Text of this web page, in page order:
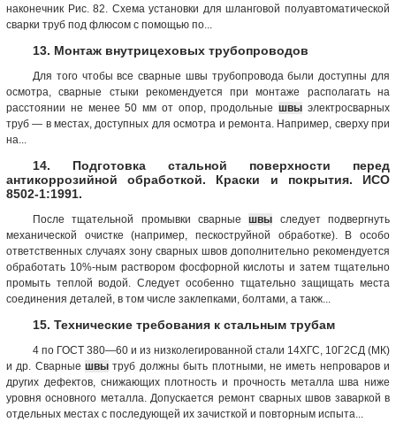
наконечник Рис. 82. Схема установки для шланговой полуавтоматической
сварки труб под флюсом с помощью по...
13. Монтаж внутрицеховых трубопроводов
Для того чтобы все сварные швы трубопровода были доступны для
осмотра, сварные стыки рекомендуется при монтаже располагать на
расстоянии не менее 50 мм от опор, продольныешвы электросварных
труб — в местах, доступных для осмотра и ремонта. Например, сверху при
на...
14. Подготовка стальной поверхности перед
антикоррозийной обработкой. Краски и покрытия. ИСО
8502-1:1991.
После тщательной промывки сварныешвы следует подвергнуть
механической очистке (например, пескоструйной обработке). В особо
ответственных случаях зону сварных швов дополнительно рекомендуется
обработать 10%-ным раствором фосфорной кислоты и затем тщательно
промыть теплой водой. Следует особенно тщательно защищать места
соединения деталей, в том числе заклепками, болтами, а такж...
15. Технические требования к стальным трубам
4 по ГОСТ 380—60 и из низколегированной стали 14ХГС, 10Г2СД (МК)
и др. Сварныешвы труб должны быть плотными, не иметь непроваров и
других дефектов, снижающих плотность и прочность металла шва ниже
уровня основного металла. Допускается ремонт сварных швов заваркой в
отдельных местах с последующей их зачисткой и повторным испыта...